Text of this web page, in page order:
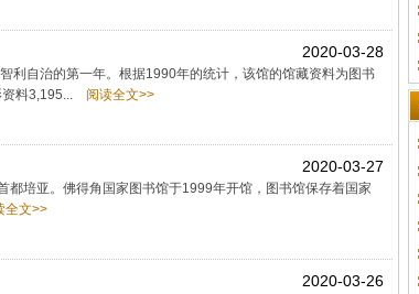
2020-03-28
自治的第一年。根据1990年的统计，该馆的馆藏资料为图书
料3,195...
阅读全文>>
2020-03-27
培亚。佛得角国家图书馆于1999年开馆，图书馆保存着国家
全文>>
2020-03-26